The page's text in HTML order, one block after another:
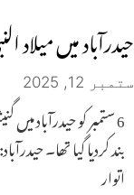
حیدرآباد میں میلاد
ستمبر 12, 2025
6 ستمبر کو حیدرآباد
بند کردیا گیا تھا۔
اتوار